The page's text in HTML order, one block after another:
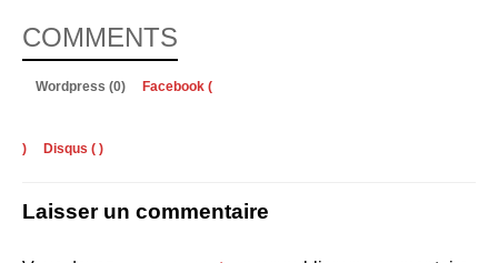
COMMENTS
Wordpress (0) Facebook (
) Disqus ( )
Laisser un commentaire